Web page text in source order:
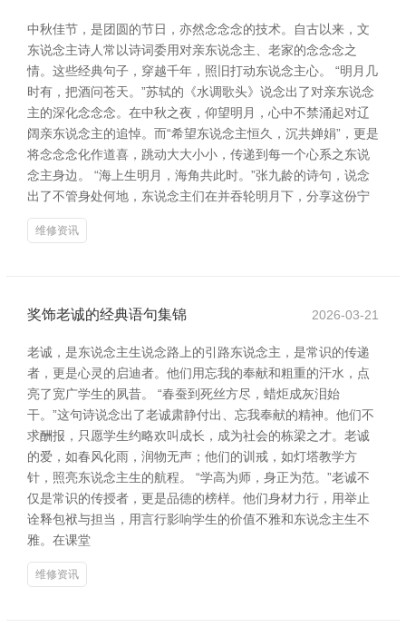
中秋佳节，是团圆的节日，亦然念念念的技术。自古以来，文
东说念主诗人常以诗词委用对亲东说念主、老家的念念念之
情。这些经典句子，穿越千年，照旧打动东说念主心。 “明月几
时有，把酒问苍天。”苏轼的《水调歌头》说念出了对亲东说念
主的深化念念念。在中秋之夜，仰望明月，心中不禁涌起对辽
阔亲东说念主的追悼。而“希望东说念主恒久，沉共婵娟”，更是
将念念念化作道喜，跳动大大小小，传递到每一个心系之东说
念主身边。 “海上生明月，海角共此时。”张九龄的诗句，说念
出了不管身处何地，东说念主们在并吞轮明月下，分享这份宁
维修资讯
奖饰老诚的经典语句集锦 2026-03-21
老诚，是东说念主生说念路上的引路东说念主，是常识的传递
者，更是心灵的启迪者。他们用忘我的奉献和粗重的汗水，点
亮了宽广学生的夙昔。 “春蚕到死丝方尽，蜡炬成灰泪始
干。”这句诗说念出了老诚肃静付出、忘我奉献的精神。他们不
求酬报，只愿学生约略欢叫成长，成为社会的栋梁之才。老诚
的爱，如春风化雨，润物无声；他们的训戒，如灯塔教学方
针，照亮东说念主生的航程。 “学高为师，身正为范。”老诚不
仅是常识的传授者，更是品德的榜样。他们身材力行，用举止
诠释包袱与担当，用言行影响学生的价值不雅和东说念主生不
雅。在课堂
维修资讯